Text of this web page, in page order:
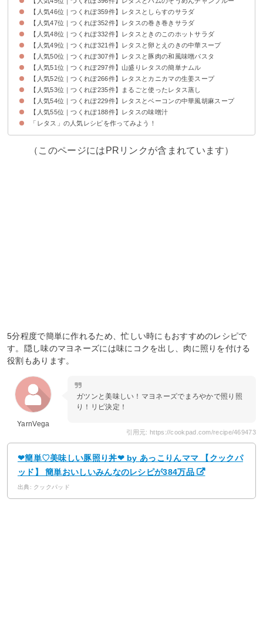
【人気46位｜つくれぽ359件】レタスとしらすのサラダ
【人気47位｜つくれぽ352件】レタスの巻き巻きサラダ
【人気48位｜つくれぽ332件】レタスときのこのホットサラダ
【人気49位｜つくれぽ321件】レタスと卵とえのきの中華スープ
【人気50位｜つくれぽ307件】レタスと豚肉の和風味噌パスタ
【人気51位｜つくれぽ297件】山盛りレタスの簡単ナムル
【人気52位｜つくれぽ266件】レタスとカニカマの生姜スープ
【人気53位｜つくれぽ235件】まるごと使ったレタス蒸し
【人気54位｜つくれぽ229件】レタスとベーコンの中華風胡麻スープ
【人気55位｜つくれぽ188件】レタスの味噌汁
「レタス」の人気レシピを作ってみよう！
（このページにはPRリンクが含まれています）
5分程度で簡単に作れるため、忙しい時にもおすすめのレシピで
す。隠し味のマヨネーズには味にコクを出し、肉に照りを付ける
役割もあります。
YarnVega
ガツンと美味しい！マヨネーズでまろやかで照り照
り！リピ決定！
引用元: https://cookpad.com/recipe/469473
❤簡単♡美味しい豚照り丼❤ by あっこりんママ 【クックパ
ッド】 簡単おいしいみんなのレシピが384万品
出典: クックパッド